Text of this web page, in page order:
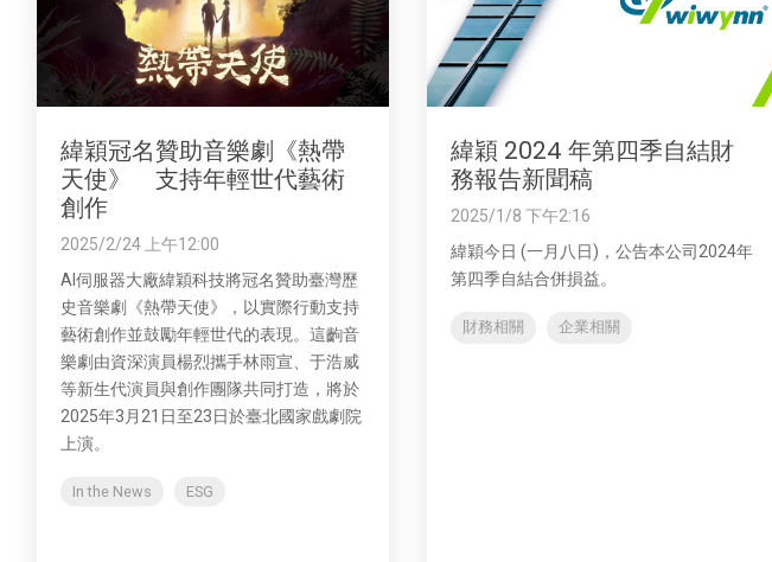
緯穎冠名贊助音樂劇《熱帶
天使》 支持年輕世代藝術
創作
2025/2/24 上午12:00
AI伺服器大廠緯穎科技將冠名贊助臺灣歷
史音樂劇《熱帶天使》，以實際行動支持
藝術創作並鼓勵年輕世代的表現。這齣音
樂劇由資深演員楊烈攜手林雨宣、于浩威
等新生代演員與創作團隊共同打造，將於
2025年3月21日至23日於臺北國家戲劇院
上演。
In the News ESG
緯穎 2024 年第四季自結財
務報告新聞稿
2025/1/8 下午2:16
緯穎今日 (一月八日)，公告本公司2024年
第四季自結合併損益。
財務相關 企業相關